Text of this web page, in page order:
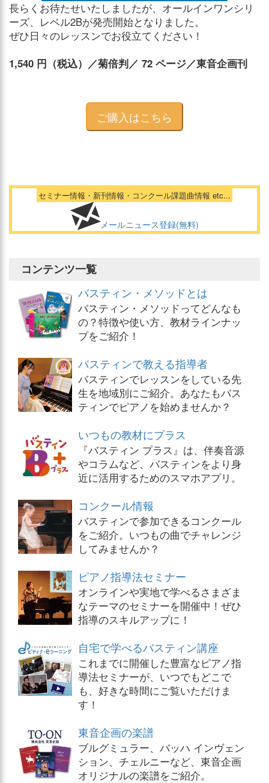
長らくお待たせいたしましたが、オールインワンシリ
ーズ、レベル2Bが発売開始となりました。
ぜひ日々のレッスンでお役立てください！
1,540 円（税込）／菊倍判／ 72 ページ／東音企画刊
ご購入はこちら
セミナー情報・新刊情報・コンクール課題曲情報 etc...
メールニュース登録(無料)
コンテンツ一覧
バスティン・メソッドとは
バスティン・メソッドってどんなも
の？特徴や使い方、教材ラインナッ
プをご紹介！
バスティンで教える指導者
バスティンでレッスンをしている先
生を地域別にご紹介。あなたもバス
ティンでピアノを始めませんか？
いつもの教材にプラス
『バスティン プラス』は、伴奏音源
やコラムなど、バスティンをより身
近に活用するためのスマホアプリ。
コンクール情報
バスティンで参加できるコンクール
をご紹介。いつもの曲でチャレンジ
してみませんか？
ピアノ指導法セミナー
オンラインや実地で学べるさまざま
なテーマのセミナーを開催中！ぜひ
指導のスキルアップに！
自宅で学べるバスティン講座
これまでに開催した豊富なピアノ指
導法セミナーが、いつでもどこで
も、好きな時間にご覧いただけま
す！
東音企画の楽譜
ブルグミュラー、バッハ インヴェン
ション、チェルニーなど、東音企画
オリジナルの楽譜をご紹介。